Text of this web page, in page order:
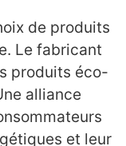
de produits
Le fabricant
produits éco-
alliance
et leur